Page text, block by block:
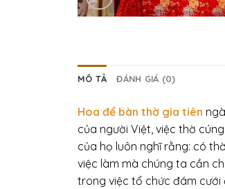
MÔ TẢ ĐÁNH GIÁ (0)
Hoa để bàn thờ gia tiên
của người Việt, việc thờ
của họ luôn nghĩ rằng: có
việc làm mà chúng ta cần
trong việc tổ chức đám